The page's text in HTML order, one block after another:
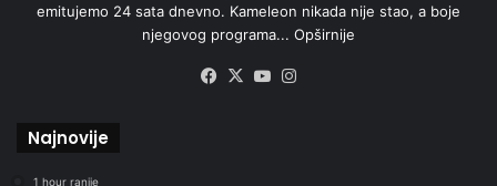
emitujemo 24 sata dnevno. Kameleon nikada nije stao, a boje
njegovog programa... Opširnije
Facebook
X YouTube
Najnovije
1 hour ranije